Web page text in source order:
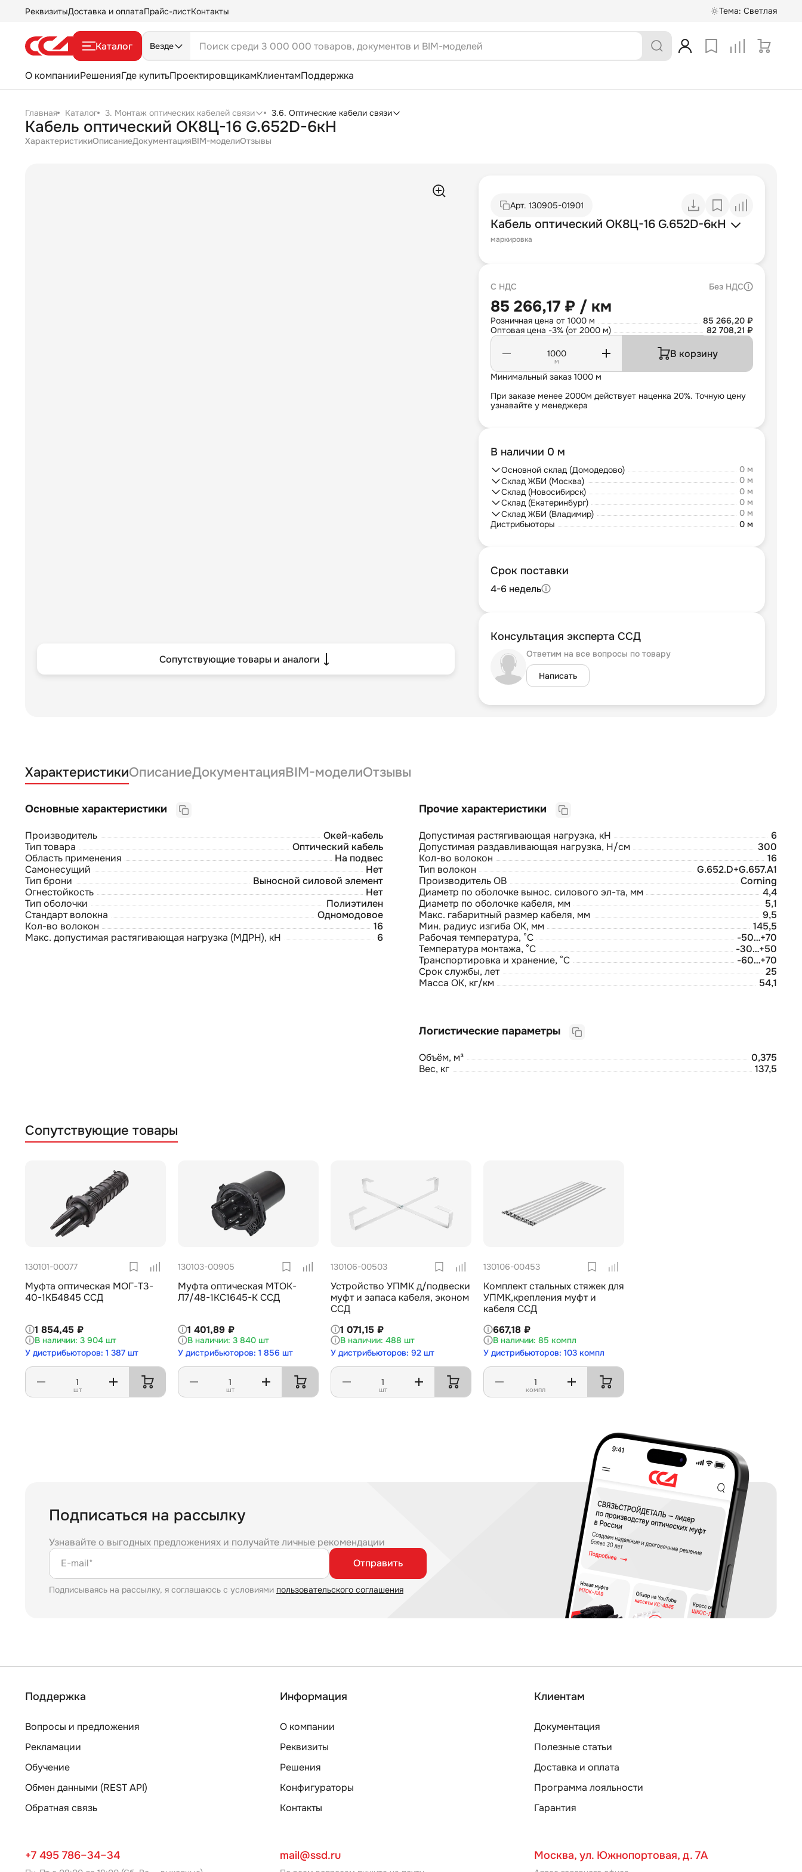
РеквизитыДоставка и оплатаПрайс-листКонтакты Тема: Светлая
Каталог Везде
О компанииРешенияГде купитьПроектировщикамКлиентамПоддержка
Главная Каталог 3. Монтаж оптических кабелей связи 3.6. Оптические кабели связи
Кабель оптический ОК8Ц-16 G.652D-6кН
ХарактеристикиОписаниеДокументацияBIM-моделиОтзывы
Сопутствующие товары и аналоги
Арт. 130905-01901
Кабель оптический ОК8Ц-16 G.652D-6кН
маркировка
С НДС Без НДС
85 266,17 ₽ / км
Розничная цена от 1000 м
85 266,20 ₽
Оптовая цена -3% (от 2000 м)
82 708,21 ₽
м
В корзину
Минимальный заказ 1000 м
При заказе менее 2000м действует наценка 20%. Точную цену
узнавайте у менеджера
В наличии 0 м
Основной склад (Домодедово)
0 м
Склад ЖБИ (Москва)
0 м
Склад (Новосибирск)
0 м
Склад (Екатеринбург)
0 м
Склад ЖБИ (Владимир)
0 м
Дистрибьюторы
0 м
Срок поставки
4-6 недель
Консультация эксперта ССД
Ответим на все вопросы по товару
Написать
ХарактеристикиОписаниеДокументацияBIM-моделиОтзывы
Производитель
Окей-кабель
Тип товара
Оптический кабель
Область применения
На подвес
Самонесущий
Нет
Тип брони
Выносной силовой элемент
Огнестойкость
Нет
Тип оболочки
Полиэтилен
Стандарт волокна
Одномодовое
Кол-во волокон
16
Макс. допустимая растягивающая нагрузка (МДРН), кН
6
Допустимая растягивающая нагрузка, кН
6
Допустимая раздавливающая нагрузка, Н/см
300
Кол-во волокон
16
Тип волокон
G.652.D+G.657.A1
Производитель ОВ
Corning
Диаметр по оболочке вынос. силового эл-та, мм
4,4
Диаметр по оболочке кабеля, мм
5,1
Макс. габаритный размер кабеля, мм
9,5
Мин. радиус изгиба ОК, мм
145,5
Рабочая температура, °С
-50…+70
Температура монтажа, °С
-30…+50
Транспортировка и хранение, °С
-60…+70
Срок службы, лет
25
Масса ОК, кг/км
54,1
Объём, м³
0,375
Вес, кг
137,5
Сопутствующие товары
130101-00077
Муфта оптическая МОГ-Т3-
40-1КБ4845 ССД
1 854,45 ₽
3 904 шт
У дистрибьюторов: 1 387 шт
шт
130103-00905
Муфта оптическая МТОК-
Л7/48-1КС1645-К ССД
1 401,89 ₽
3 840 шт
У дистрибьюторов: 1 856 шт
шт
130106-00503
Устройство УПМК д/подвески
муфт и запаса кабеля, эконом
ССД
1 071,15 ₽
488 шт
У дистрибьюторов: 92 шт
шт
130106-00453
Комплект стальных стяжек для
УПМК,крепления муфт и
кабеля ССД
667,18 ₽
85 компл
У дистрибьюторов: 103 компл
компл
Подписаться на рассылку
Узнавайте о выгодных предложениях и получайте личные рекомендации
E-mail*
Отправить
Подписываясь на рассылку, я соглашаюсь с условиями пользовательского соглашения
Поддержка
Вопросы и предложения
Рекламации
Обучение
Обмен данными (REST API)
Обратная связь
Информация
О компании
Реквизиты
Решения
Конфигураторы
Контакты
Клиентам
Документация
Полезные статьи
Доставка и оплата
Программа лояльности
Гарантия
+7 495 786–34–34 mail@ssd.ru Москва, ул. Южнопортовая, д. 7А